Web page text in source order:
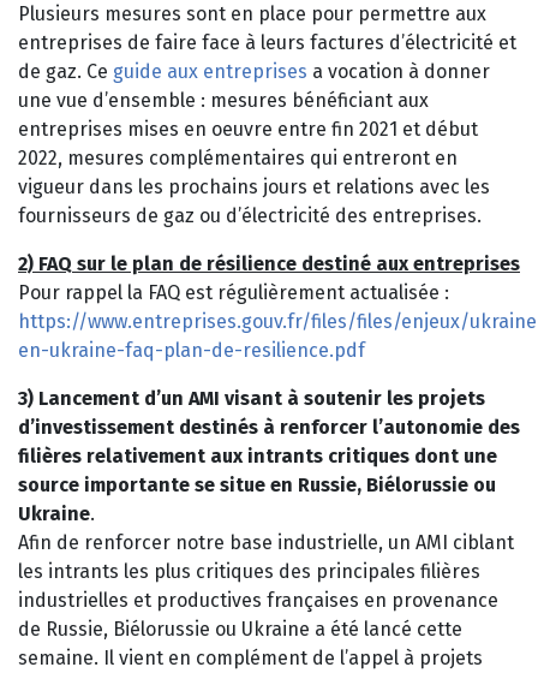
Plusieurs mesures sont en place pour permettre aux
entreprises de faire face à leurs factures d’électricité et
de gaz. Ce guide aux entreprises a vocation à donner
une vue d’ensemble : mesures bénéficiant aux
entreprises mises en oeuvre entre fin 2021 et début
2022, mesures complémentaires qui entreront en
vigueur dans les prochains jours et relations avec les
fournisseurs de gaz ou d’électricité des entreprises.
2) FAQ sur le plan de résilience destiné aux entreprises
Pour rappel la FAQ est régulièrement actualisée :
https://www.entreprises.gouv.fr/files/files/enjeux/
en-ukraine-faq-plan-de-resilience.pdf
3) Lancement d’un AMI visant à soutenir les projets
d’investissement destinés à renforcer l’autonomie des
filières relativement aux intrants critiques dont une
source importante se situe en Russie, Biélorussie ou
Ukraine.
Afin de renforcer notre base industrielle, un AMI ciblant
les intrants les plus critiques des principales filières
industrielles et productives françaises en provenance
de Russie, Biélorussie ou Ukraine a été lancé cette
semaine. Il vient en complément de l’appel à projets